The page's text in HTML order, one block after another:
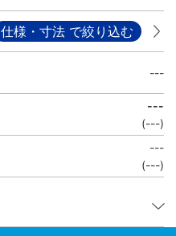
仕様・寸法 で絞り込む
---
---
(---)
---
(---)